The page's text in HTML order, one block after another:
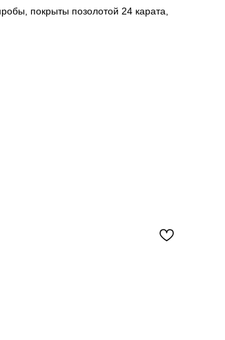
покрыты позолотой 24 карата,